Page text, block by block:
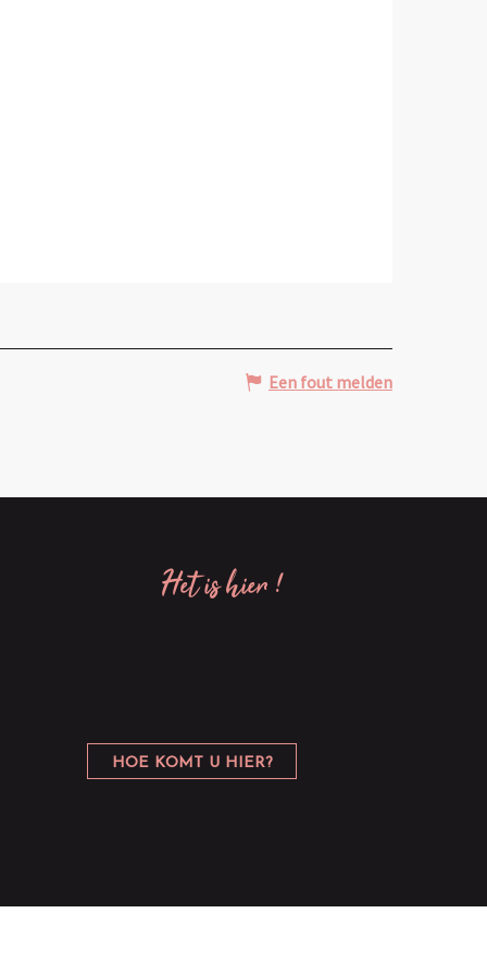
Een fout melden
het is hier !
HOE KOMT U HIER?